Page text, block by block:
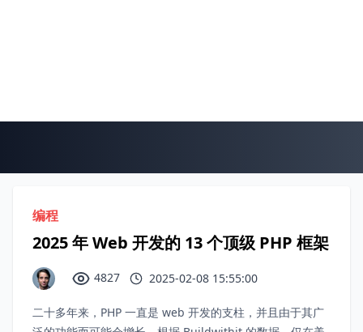
编程
2025 年 Web 开发的 13 个顶级 PHP 框架
4827 2025-02-08 15:55:00
二十多年来，PHP 一直是 web 开发的支柱，并且由于其广